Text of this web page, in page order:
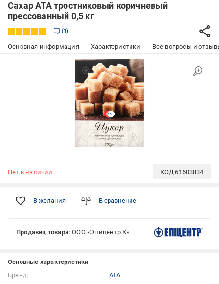
Сахар АТА тростниковый коричневый
прессованный 0,5 кг
1
Основная информация Характеристики Все вопросы и
Нет в наличии КОД61603834
В желания В сравнение
Продавец товара: ООО «Эпицентр К»
Основные характеристики
Бренд:
АТА